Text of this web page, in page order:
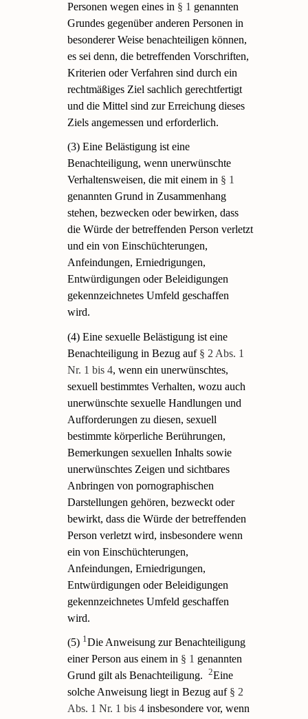
Personen wegen eines in § 1 genannten
Grundes gegenüber anderen Personen in
besonderer Weise benachteiligen können,
es sei denn, die betreffenden Vorschriften,
Kriterien oder Verfahren sind durch ein
rechtmäßiges Ziel sachlich gerechtfertigt
und die Mittel sind zur Erreichung dieses
Ziels angemessen und erforderlich.
(3) Eine Belästigung ist eine
Benachteiligung, wenn unerwünschte
Verhaltensweisen, die mit einem in § 1
genannten Grund in Zusammenhang
stehen, bezwecken oder bewirken, dass
die Würde der betreffenden Person verletzt
und ein von Einschüchterungen,
Anfeindungen, Erniedrigungen,
Entwürdigungen oder Beleidigungen
gekennzeichnetes Umfeld geschaffen
wird.
(4) Eine sexuelle Belästigung ist eine
Benachteiligung in Bezug auf § 2 Abs. 1
Nr. 1 bis 4, wenn ein unerwünschtes,
sexuell bestimmtes Verhalten, wozu auch
unerwünschte sexuelle Handlungen und
Aufforderungen zu diesen, sexuell
bestimmte körperliche Berührungen,
Bemerkungen sexuellen Inhalts sowie
unerwünschtes Zeigen und sichtbares
Anbringen von pornographischen
Darstellungen gehören, bezweckt oder
bewirkt, dass die Würde der betreffenden
Person verletzt wird, insbesondere wenn
ein von Einschüchterungen,
Anfeindungen, Erniedrigungen,
Entwürdigungen oder Beleidigungen
gekennzeichnetes Umfeld geschaffen
wird.
(5) 1Die Anweisung zur Benachteiligung
einer Person aus einem in § 1 genannten
Grund gilt als Benachteiligung.
2Eine
solche Anweisung liegt in Bezug auf § 2
Abs. 1 Nr. 1 bis 4 insbesondere vor, wenn